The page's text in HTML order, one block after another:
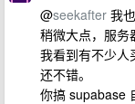
@seekafter 我
稍微大点，服务
我看到有不少人
还不错。
你搞 supabase